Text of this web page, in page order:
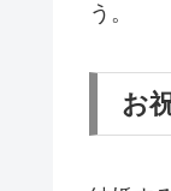
う。
お